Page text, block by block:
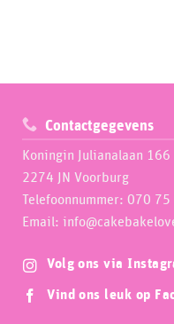
Contactgegevens
Koningin Julianalaan 166
2274 JN Voorburg
Telefoonnummer: 070
Email:
Volg ons via
Vind ons leuk op